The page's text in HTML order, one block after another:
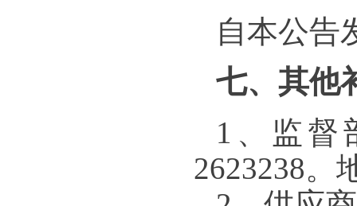
自本公告
七、其他
1、监督
2623238。